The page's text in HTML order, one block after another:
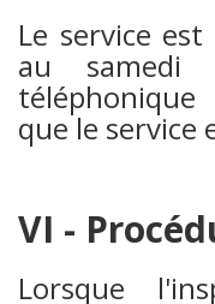
Le service
au samedi
que le service
VI -
Lorsque